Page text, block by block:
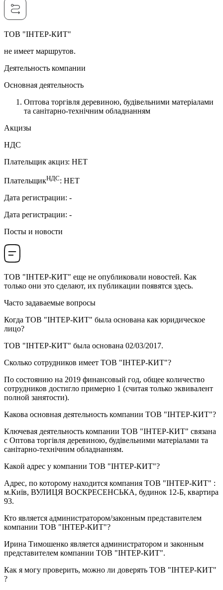
ТОВ "ІНТЕР-КИТ"
не имеет маршрутов.
Деятельность компании
Основная деятельность
Оптова торгівля деревиною, будівельними матеріалами
та санітарно-технічним обладнанням
Акцизы
НДС
Плательщик акциз: НЕТ
ПлательщикНДС: НЕТ
Дата регистрации: -
Дата регистрации: -
Посты и новости
ТОВ "ІНТЕР-КИТ" еще не опубликовали новостей. Как
только они это сделают, их публикации появятся здесь.
Часто задаваемые вопросы
Когда ТОВ "ІНТЕР-КИТ" была основана как юридическое
лицо?
ТОВ "ІНТЕР-КИТ" была основана 02/03/2017.
Сколько сотрудников имеет ТОВ "ІНТЕР-КИТ"?
По состоянию на 2019 финансовый год, общее количество
сотрудников достигло примерно 1 (считая только эквивалент
полной занятости).
Какова основная деятельность компании ТОВ "ІНТЕР-КИТ"?
Ключевая деятельность компании ТОВ "ІНТЕР-КИТ" связана
с Оптова торгівля деревиною, будівельними матеріалами та
санітарно-технічним обладнанням.
Какой адрес у компании ТОВ "ІНТЕР-КИТ"?
Адрес, по которому находится компания ТОВ "ІНТЕР-КИТ" :
м.Київ, ВУЛИЦЯ ВОСКРЕСЕНСЬКА, будинок 12-Б, квартира
93.
Кто является администратором/законным представителем
компании ТОВ "ІНТЕР-КИТ"?
Ирина Тимошенко является администратором и законным
представителем компании ТОВ "ІНТЕР-КИТ".
Как я могу проверить, можно ли доверять ТОВ "ІНТЕР-КИТ"
?